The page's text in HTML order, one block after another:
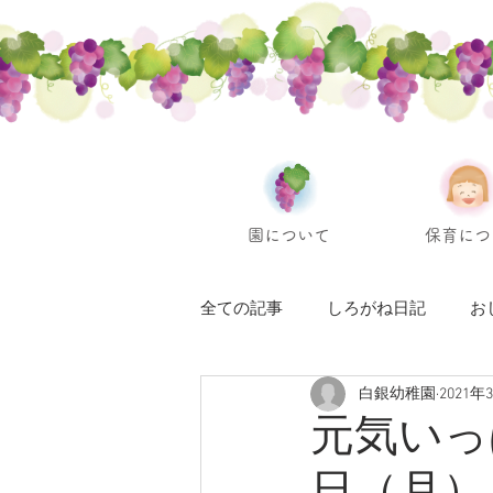
園について 保育に
全ての記事 しろがね日記 お
元気い
白銀幼稚園 2021年